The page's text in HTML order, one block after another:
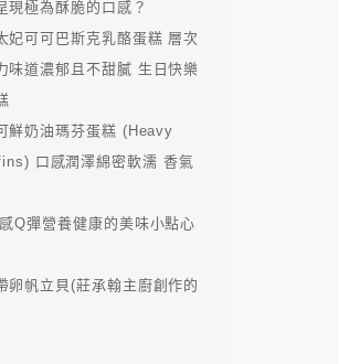
現極為酥脆的口感？
妃可可巴斯克乳酪蛋糕 層次
味道濃郁且不甜膩 生日快樂
鮮奶油瑪芬蛋糕 (Heavy
口感潤澤綿密軟濡 香氣
Q彈營養健康的美味小點心
卵帆立貝(莊承翰主廚創作的